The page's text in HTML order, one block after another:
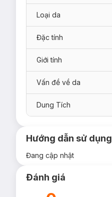
Loại da
Đặc tính
Giới tính
Vấn đề về da
Dung Tích
Hướng dẫn sử dụng
Đang cập nhật
Đánh giá